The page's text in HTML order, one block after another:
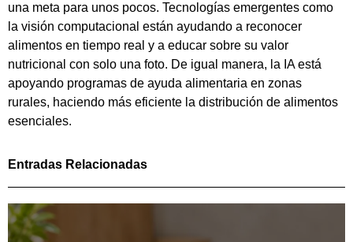
una meta para unos pocos. Tecnologías emergentes como
la visión computacional están ayudando a reconocer
alimentos en tiempo real y a educar sobre su valor
nutricional con solo una foto. De igual manera, la IA está
apoyando programas de ayuda alimentaria en zonas
rurales, haciendo más eficiente la distribución de alimentos
esenciales.
Entradas Relacionadas